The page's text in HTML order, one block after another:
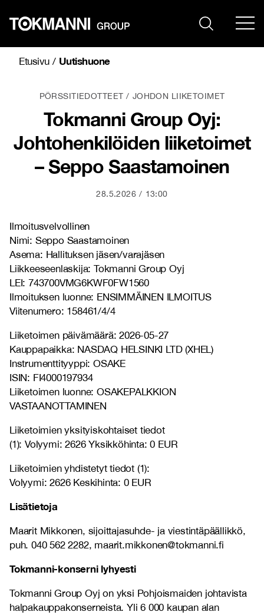
sisältöön
Etusivu/ Uutishuone
PÖRSSITIEDOTTEET JOHDON LIIKETOIMET
Tokmanni Group Oyj:
Johtohenkilöiden liiketoimet
– Seppo Saastamoinen
28.5.2026 13:00
Ilmoitusvelvollinen
Nimi: Seppo Saastamoinen
Asema: Hallituksen jäsen/varajäsen
Liikkeeseenlaskija: Tokmanni Group Oyj
LEI: 743700VMG6KWF0FW1560
Ilmoituksen luonne: ENSIMMÄINEN ILMOITUS
Viitenumero: 158461/4/4
Liiketoimen päivämäärä: 2026-05-27
Kauppapaikka: NASDAQ HELSINKI LTD (XHEL)
Instrumenttityyppi: OSAKE
ISIN: FI4000197934
Liiketoimen luonne: OSAKEPALKKION
VASTAANOTTAMINEN
Liiketoimien yksityiskohtaiset tiedot
(1): Volyymi: 2626 Yksikköhinta: 0 EUR
Liiketoimien yhdistetyt tiedot (1):
Volyymi: 2626 Keskihinta: 0 EUR
Lisätietoja
Maarit Mikkonen, sijoittajasuhde- ja viestintäpäällikkö,
puh. 040 562 2282, maarit.mikkonen@tokmanni.fi
Tokmanni-konserni lyhyesti
Tokmanni Group Oyj on yksi Pohjoismaiden johtavista
halpakauppakonserneista. Yli 6 000 kaupan alan